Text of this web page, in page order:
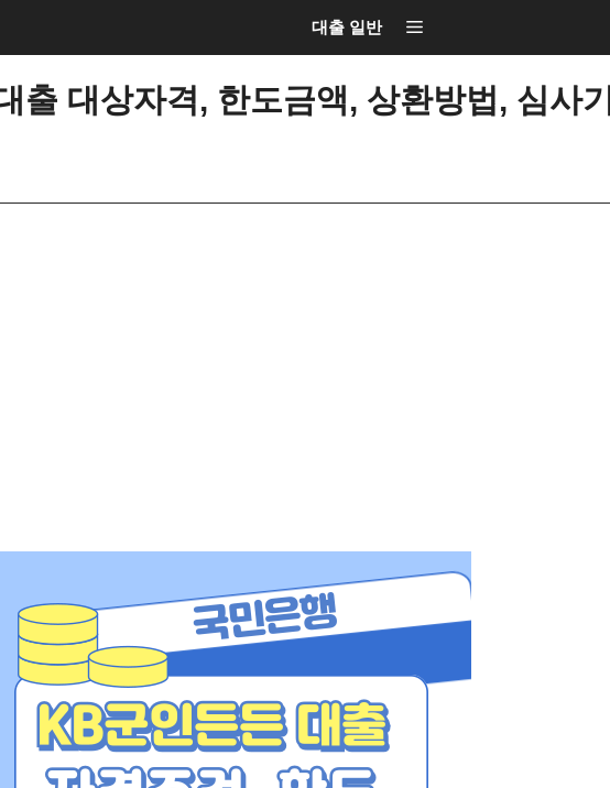
대출 일반
출 대상자격, 한도금액, 상환방법, 심사